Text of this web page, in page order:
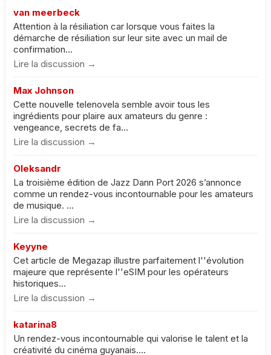
van meerbeck
Attention à la résiliation car lorsque vous faites la
démarche de résiliation sur leur site avec un mail de
confirmation...
Lire la discussion →
Max Johnson
Cette nouvelle telenovela semble avoir tous les
ingrédients pour plaire aux amateurs du genre :
vengeance, secrets de fa...
Lire la discussion →
Oleksandr
La troisième édition de Jazz Dann Port 2026 s’annonce
comme un rendez-vous incontournable pour les amateurs
de musique. ...
Lire la discussion →
Keyyne
Cet article de Megazap illustre parfaitement l''évolution
majeure que représente l''eSIM pour les opérateurs
historiques...
Lire la discussion →
katarina8
Un rendez-vous incontournable qui valorise le talent et la
créativité du cinéma guyanais....